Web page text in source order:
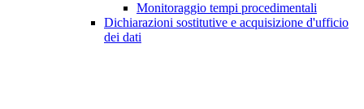
Monitoraggio tempi procedimentali
Dichiarazioni sostitutive e acquisizione d'ufficio
dei dati